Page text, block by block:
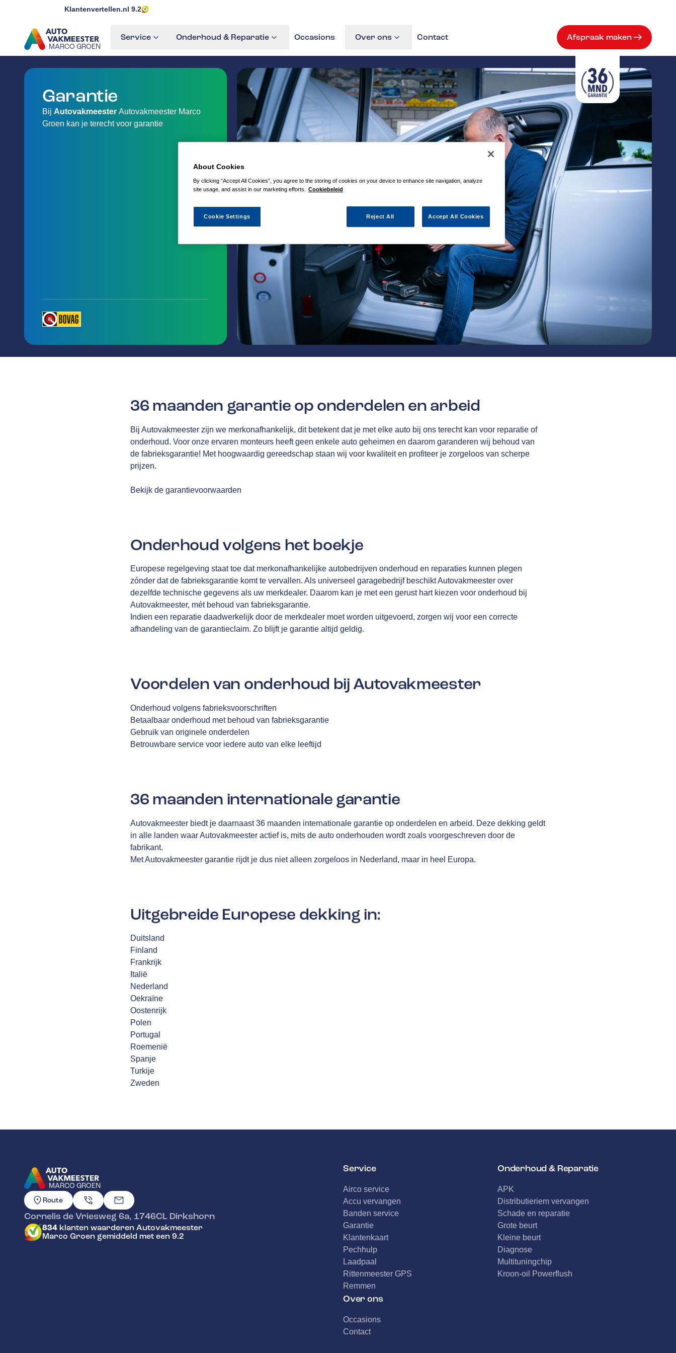
Klantenvertellen.nl 9.2
MARCO GROEN
GA NAAR DE HOMEPAGINA
Service Onderhoud & Reparatie Occasions Over ons Contact Afspraak maken
Garantie
Bij Autovakmeester Autovakmeester Marco
Groen kan je terecht voor garantie
36 maanden garantie op onderdelen en arbeid
Bij Autovakmeester zijn we merkonafhankelijk, dit betekent dat je met elke auto bij ons terecht kan voor reparatie of
onderhoud. Voor onze ervaren monteurs heeft geen enkele auto geheimen en daarom garanderen wij behoud van
de fabrieksgarantie! Met hoogwaardig gereedschap staan wij voor kwaliteit en profiteer je zorgeloos van scherpe
prijzen.
Bekijk de garantievoorwaarden
Onderhoud volgens het boekje
Europese regelgeving staat toe dat merkonafhankelijke autobedrijven onderhoud en reparaties kunnen plegen
zónder dat de fabrieksgarantie komt te vervallen. Als universeel garagebedrijf beschikt Autovakmeester over
dezelfde technische gegevens als uw merkdealer. Daarom kan je met een gerust hart kiezen voor onderhoud bij
Autovakmeester, mét behoud van fabrieksgarantie.
Indien een reparatie daadwerkelijk door de merkdealer moet worden uitgevoerd, zorgen wij voor een correcte
afhandeling van de garantieclaim. Zo blijft je garantie altijd geldig.
Voordelen van onderhoud bij Autovakmeester
Onderhoud volgens fabrieksvoorschriften
Betaalbaar onderhoud met behoud van fabrieksgarantie
Gebruik van originele onderdelen
Betrouwbare service voor iedere auto van elke leeftijd
36 maanden internationale garantie
Autovakmeester biedt je daarnaast 36 maanden internationale garantie op onderdelen en arbeid. Deze dekking geldt
in alle landen waar Autovakmeester actief is, mits de auto onderhouden wordt zoals voorgeschreven door de
fabrikant.
Met Autovakmeester garantie rijdt je dus niet alleen zorgeloos in Nederland, maar in heel Europa.
Uitgebreide Europese dekking in:
Duitsland
Finland
Frankrijk
Italië
Nederland
Oekraïne
Oostenrijk
Polen
Portugal
Roemenië
Spanje
Turkije
Zweden
MARCO GROEN
GA NAAR DE HOMEPAGINA
Route
Cornelis de Vriesweg 6a, 1746CL Dirkshorn
834 klanten waarderen Autovakmeester
Marco Groen gemiddeld met een 9.2
Service
Airco service
Accu vervangen
Banden service
Garantie
Klantenkaart
Pechhulp
Laadpaal
Rittenmeester GPS
Remmen
Onderhoud & Reparatie
APK
Distributieriem vervangen
Schade en reparatie
Grote beurt
Kleine beurt
Diagnose
Multituningchip
Kroon-oil Powerflush
Over ons
Occasions
Contact
About Cookies
By clicking “Accept All Cookies”, you agree to the storing of cookies on your device to enhance site navigation, analyze
site usage, and assist in our marketing efforts.
Cookiebeleid
Reject All Accept All Cookies
Cookie Settings